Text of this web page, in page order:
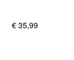
€ 35,99